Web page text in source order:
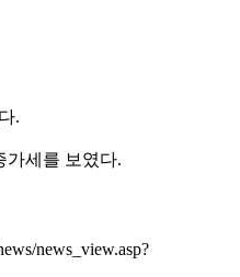
.
가세를 보였다.
news_view.asp?